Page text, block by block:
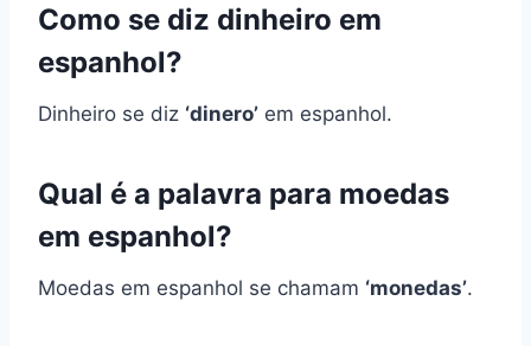
Como se diz dinheiro em
espanhol?
Dinheiro se diz ‘dinero’ em espanhol.
Qual é a palavra para moedas
em espanhol?
Moedas em espanhol se chamam ‘monedas’.